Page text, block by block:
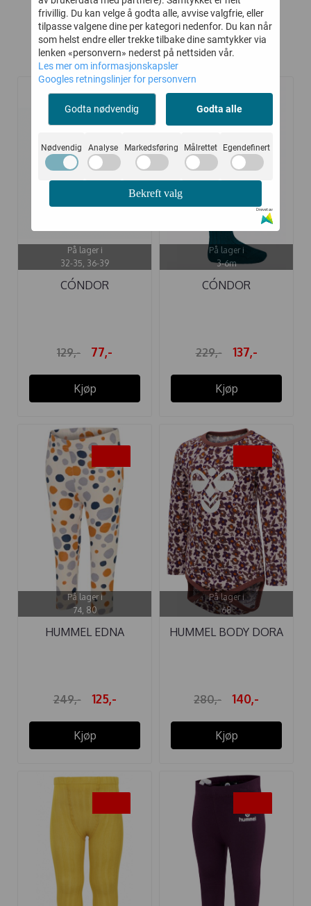
Kunder kjøpte også
-40%
På lager i
32-35, 36-39
CÓNDOR
129,- 77,-
Kjøp
-40%
På lager i
3-6m
CÓNDOR
229,- 137,-
Kjøp
På lager i
74, 80
HUMMEL EDNA
249,- 125,-
Kjøp
På lager i
68
HUMMEL BODY DORA
280,- 140,-
Kjøp
frivillig. Du kan velge å godta alle, avvise valgfrie, eller
tilpasse valgene dine per kategori nedenfor. Du kan når
som helst endre eller trekke tilbake dine samtykker via
lenken «personvern» nederst på nettsiden vår.
Les mer om informasjonskapsler
Googles retningslinjer for personvern
Godta nødvendig Godta alle
Nødvendig Analyse Markedsføring Målrettet Egendefinert
Bekreft valg
Drevet av